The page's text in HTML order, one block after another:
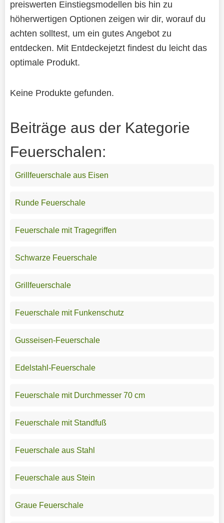
preiswerten Einstiegsmodellen bis hin zu
höherwertigen Optionen zeigen wir dir, worauf du
achten solltest, um ein gutes Angebot zu
entdecken. Mit Entdeckejetzt findest du leicht das
optimale Produkt.
Keine Produkte gefunden.
Beiträge aus der Kategorie
Feuerschalen:
Grillfeuerschale aus Eisen
Runde Feuerschale
Feuerschale mit Tragegriffen
Schwarze Feuerschale
Grillfeuerschale
Feuerschale mit Funkenschutz
Gusseisen-Feuerschale
Edelstahl-Feuerschale
Feuerschale mit Durchmesser 70 cm
Feuerschale mit Standfuß
Feuerschale aus Stahl
Feuerschale aus Stein
Graue Feuerschale